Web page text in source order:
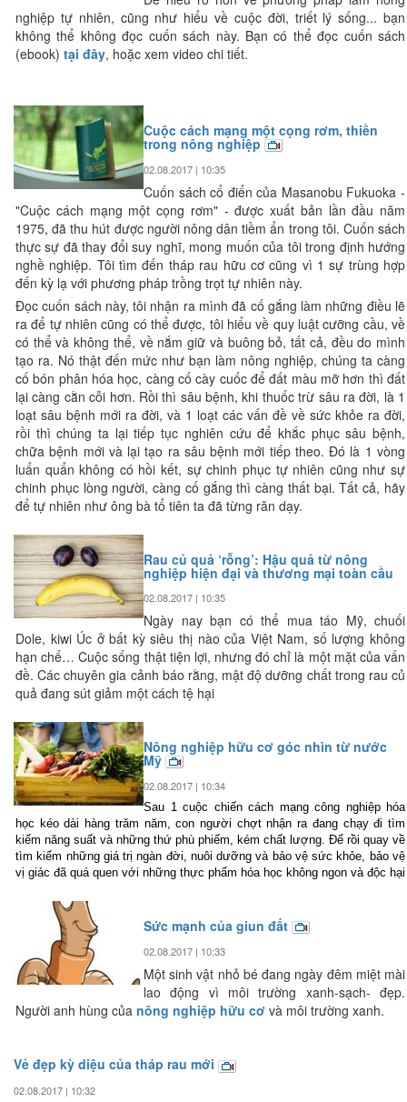
nghiệp tự nhiên, cũng như hiểu về cuộc đời, triết lý sống... bạn
không thể không đọc cuốn sách này. Bạn có thể đọc cuốn sách
(ebook) tại đây, hoặc xem video chi tiết.
Cuộc cách mạng một cọng rơm, thiền
trong nông nghiệp
02.08.2017 | 10:35
Cuốn sách cổ điển của Masanobu Fukuoka -
"Cuộc cách mạng một cọng rơm" - được xuất bản lần đầu năm
1975, đã thu hút được người nông dân tiềm ẩn trong tôi. Cuốn sách
thực sự đã thay đổi suy nghĩ, mong muốn của tôi trong định hướng
nghề nghiệp. Tôi tìm đến tháp rau hữu cơ cũng vì 1 sự trùng hợp
đến kỳ lạ với phương pháp trồng trọt tự nhiên này.
Đọc cuốn sách này, tôi nhận ra mình đã cố gắng làm những điều lẽ
ra để tự nhiên cũng có thể được, tôi hiểu về quy luật cưỡng cầu, về
có thể và không thể, về nắm giữ và buông bỏ, tất cả, đều do mình
tạo ra. Nó thật đến mức như bạn làm nông nghiệp, chúng ta càng
cố bón phân hóa học, càng cố cày cuốc để đất màu mỡ hơn thì đất
lại càng cằn cỗi hơn. Rồi thì sâu bệnh, khi thuốc trừ sâu ra đời, là 1
loạt sâu bệnh mới ra đời, và 1 loạt các vấn đề về sức khỏe ra đời,
rồi thì chúng ta lại tiếp tục nghiên cứu để khắc phục sâu bệnh,
chữa bệnh mới và lại tạo ra sâu bệnh mới tiếp theo. Đó là 1 vòng
luẩn quẩn không có hồi kết, sự chinh phục tự nhiên cũng như sự
chinh phục lòng người, càng cố gắng thì càng thất bại. Tất cả, hãy
để tự nhiên như ông bà tổ tiên ta đã từng răn dạy.
Rau củ quả ‘rỗng’: Hậu quả từ nông
nghiệp hiện đại và thương mại toàn cầu
02.08.2017 | 10:35
Ngày nay bạn có thể mua táo Mỹ, chuối
Dole, kiwi Úc ở bất kỳ siêu thị nào của Việt Nam, số lượng không
hạn chế… Cuộc sống thật tiện lợi, nhưng đó chỉ là một mặt của vấn
đề. Các chuyên gia cảnh báo rằng, mật độ dưỡng chất trong rau củ
quả đang sút giảm một cách tệ hại
Nông nghiệp hữu cơ góc nhìn từ nước
Mỹ
02.08.2017 | 10:34
Sau 1 cuộc chiến cách mạng công nghiệp hóa
học kéo dài hàng trăm năm, con người chợt nhận ra đang chạy đi tìm
kiếm năng suất và những thứ phù phiếm, kém chất lượng. Để rồi quay về
tìm kiếm những giá trị ngàn đời, nuôi dưỡng và bảo vệ sức khỏe, bảo vệ
vị giác đã quá quen với những thực phẩm hóa học không ngon và độc hại
Sức mạnh của giun đất
02.08.2017 | 10:33
Một sinh vật nhỏ bé đang ngày đêm miệt mài
lao động vì môi trường xanh-sạch- đẹp.
Người anh hùng của nông nghiệp hữu cơ và môi trường xanh.
Vẻ đẹp kỳ diệu của tháp rau mới
02.08.2017 | 10:32